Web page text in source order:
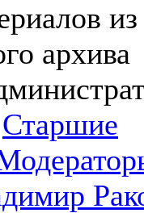
из
архива
Старшие